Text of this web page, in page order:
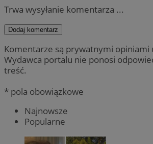
Trwa wysyłanie komentarza ...
Dodaj komentarz
Komentarze są prywatnymi opiniami
Wydawca portalu nie ponosi
treść.
* pola obowiązkowe
Najnowsze
Popularne